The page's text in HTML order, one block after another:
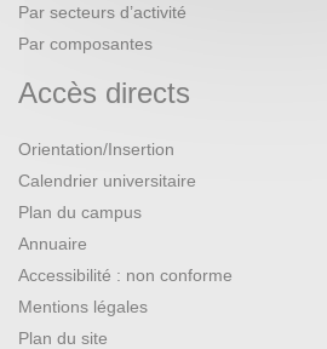
Par secteurs d’activité
Par composantes
Accès directs
Orientation/Insertion
Calendrier universitaire
Plan du campus
Annuaire
Accessibilité : non conforme
Mentions légales
Plan du site